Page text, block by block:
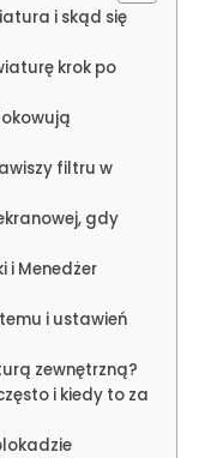
i skąd się
krok po
filtru w
gdy
i Menedżer
i ustawień
zewnętrzną?
i kiedy to za